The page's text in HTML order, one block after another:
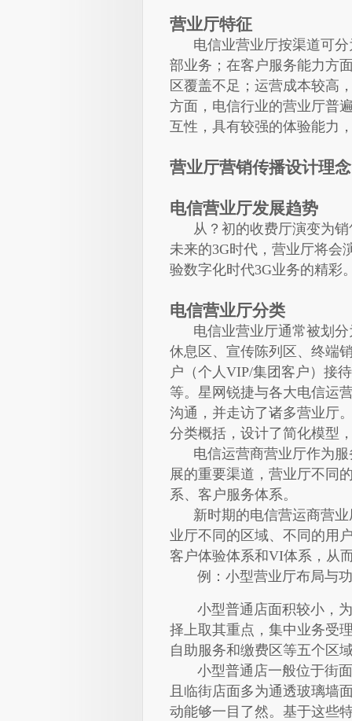
营业厅特征
电信业营业厅按渠道可分
部业务；在客户服务能力方
区覆盖不足；运营成本较高
方面，电信行业的营业厅普
互性，具有较强的体验能力
营业厅营销传播设计理念
电信营业厅发展趋势
从？初的收费厅演变为销
未来的3G时代，营业厅将会
验数字化时代3G业务的精彩
电信营业厅分类
电信业营业厅通常被划分
休息区、宣传陈列区、终端
户（个人VIP/集团客户）接
等。星网锐捷与各大电信运
沟通，并走访了诸多营业厅
分类概括，设计了简化模型
电信运营商营业厅作为服
展的重要渠道，营业厅不同
系、客户服务体系。
新时期的电信营运商营业
业厅不同的区域、不同的用
客户体验体系和VI体系，从
例：小型营业厅布局与
小型普通店面积较小，为
择上取其重点，集中业务受
自助服务和缴费区等五个区
小型普通店一般位于街面
且临街店面多为通透玻璃墙
动能够一目了然。基于这些